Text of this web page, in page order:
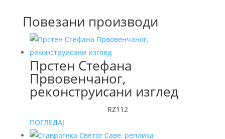
Повезани производи
Прстен Стефана
Првовенчаног,
реконструисани изглед
RZ112
ПОГЛЕДАЈ